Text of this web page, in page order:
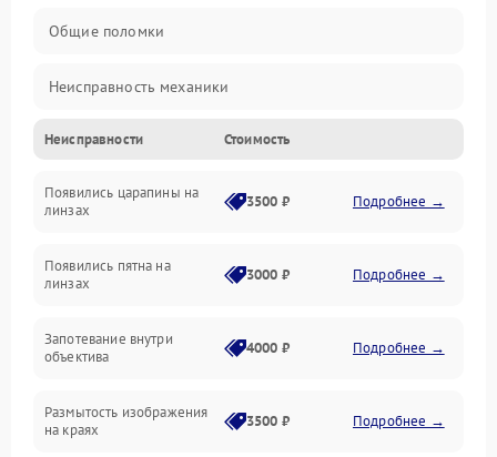
Общие поломки
Неисправность механики
Неисправность электроники (если объектив с мотором/
Прочие неисправности
Неисправности Стоимость
Появились царапины на
линзах
3500 ₽ Подробнее →
Появились пятна на
линзах
3000 ₽ Подробнее →
Запотевание внутри
объектива
4000 ₽ Подробнее →
Размытость изображения
на краях
3500 ₽ Подробнее →